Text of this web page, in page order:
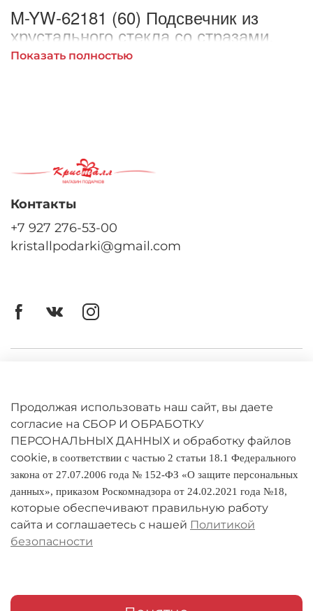
M-YW-62181 (60) Подсвечник из
хрустального стекла со стразами,
17см.
Показать полностью
Политика конфиденциальности
Оплата и доставка
Условия обмена и возврата
Реквизиты
О компании
Мои заказы
Контакты
+7 927 276-53-00
kristallpodarki@gmail.com
Продолжая использовать наш сайт, вы даете
согласие на СБОР И ОБРАБОТКУ
ПЕРСОНАЛЬНЫХ ДАННЫХ и обработку файлов
cookie, в соответствии с частью 2 статьи 18.1 Федерального
закона от 27.07.2006 года № 152-ФЗ «О защите персональных
данных», приказом Роскомнадзора от 24.02.2021 года №18,
которые обеспечивают правильную работу
сайта и соглашаетесь с нашей Политикой
безопасности